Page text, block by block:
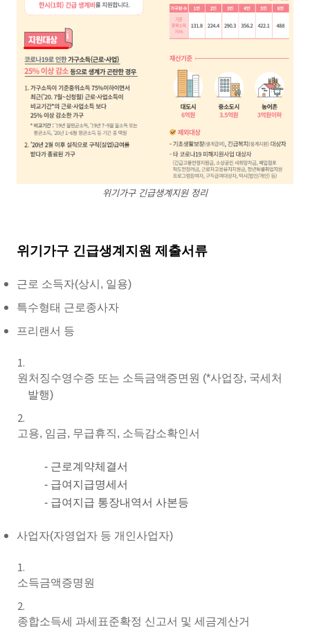
위기가구 긴급생계지원 정리
위기가구 긴급생계지원 제출서류
근로 소득자(상시, 일용)
특수형태 근로종사자
프리랜서 등
원처징수영수증 또는 소득금액증면원 (*사업장, 국세처
발행)
고용, 임금, 무급휴직, 소득감소확인서
- 근로계약체결서
- 급여지급명세서
- 급여지급 통장내역서 사본등
사업자(자영업자 등 개인사업자)
소득금액증명원
종합소득세 과세표준확정 신고서 및 세금계산거